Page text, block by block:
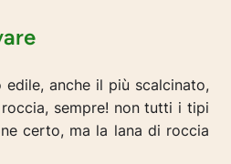
edile, anche il più scalcinato,
sempre! non tutti i tipi
certo, ma la lana di roccia